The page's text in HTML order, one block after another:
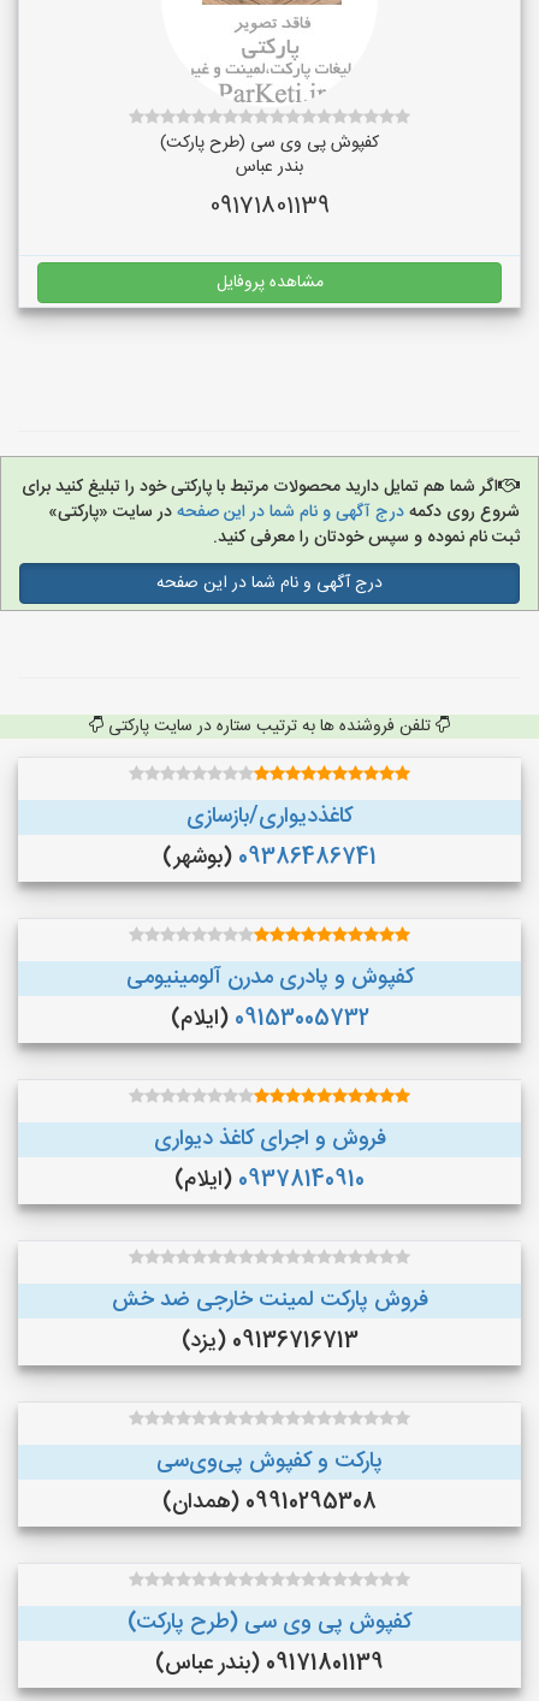
کفپوش پی وی سی (طرح پارکت)
بندر عباس
09171801139
مشاهده پروفایل
اگر شما هم تمایل دارید محصولات مرتبط با پارکتی خود را تبلیغ کنید برای
شروع روی دکمهدرج آگهی و نام شما در این صفحهدر سایت «پارکتی»
ثبت نام نموده و سپس خودتان را معرفی کنید.
درج آگهی و نام شما در این صفحه
تلفن فروشنده ها به ترتیب ستاره در سایت پارکتی
کاغذدیواری/بازسازی
09386486741 (بوشهر)
کفپوش و پادری مدرن آلومینیومی
09153005732 (ایلام)
فروش و اجرای کاغذ دیواری
09378140910 (ایلام)
فروش پارکت لمینت خارجی ضد خش
09136716713 (یزد)
پارکت و کفپوش پی‌وی‌سی
09910295308 (همدان)
کفپوش پی وی سی (طرح پارکت)
09171801139 (بندر عباس)